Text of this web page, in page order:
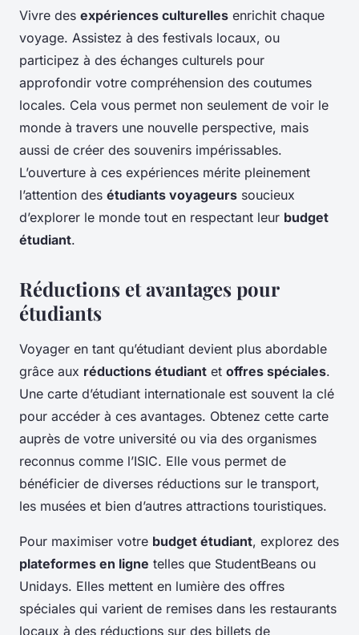
Vivre des expériences culturelles enrichit chaque
voyage. Assistez à des festivals locaux, ou
participez à des échanges culturels pour
approfondir votre compréhension des coutumes
locales. Cela vous permet non seulement de voir le
monde à travers une nouvelle perspective, mais
aussi de créer des souvenirs impérissables.
L’ouverture à ces expériences mérite pleinement
l’attention des étudiants voyageurs soucieux
d’explorer le monde tout en respectant leur budget
étudiant.
Réductions et avantages pour
étudiants
Voyager en tant qu’étudiant devient plus abordable
grâce aux réductions étudiant et offres spéciales.
Une carte d’étudiant internationale est souvent la clé
pour accéder à ces avantages. Obtenez cette carte
auprès de votre université ou via des organismes
reconnus comme l’ISIC. Elle vous permet de
bénéficier de diverses réductions sur le transport,
les musées et bien d’autres attractions touristiques.
Pour maximiser votre budget étudiant, explorez des
plateformes en ligne telles que StudentBeans ou
Unidays. Elles mettent en lumière des offres
spéciales qui varient de remises dans les restaurants
locaux à des réductions sur des billets de